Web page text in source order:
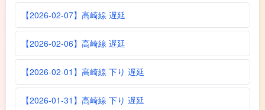
【2026-02-07】高崎線 遅延
【2026-02-06】高崎線 遅延
【2026-02-01】高崎線 下り 遅延
【2026-01-31】高崎線 下り 遅延